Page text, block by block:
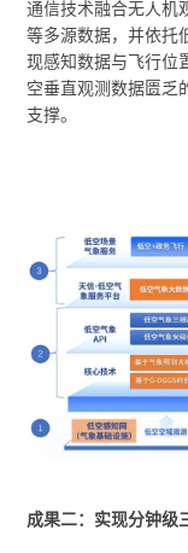
通信技术融合无人机
等多源数据，并依托
现感知数据与飞行位
空垂直观测数据匮乏
支撑。
成果二：实现分钟级